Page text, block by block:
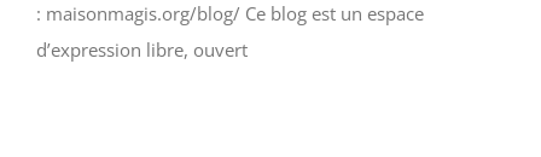
: maisonmagis.org/blog/ Ce blog est un espace
d’expression libre, ouvert